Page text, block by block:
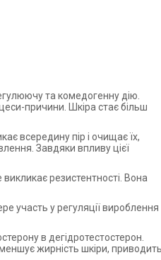
та комедогенну дію.
причини. Шкіра стає більш
всередину пір і очищає їх,
Завдяки впливу цієї
резистентності. Вона
участь у регуляції вироблення
в дегідротестостерон.
жирність шкіри, приводить